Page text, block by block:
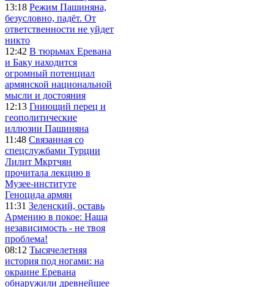
13:18 Режим Пашиняна,
безусловно, падёт. От
ответственности не уйдет
никто
12:42 В тюрьмах Еревана
и Баку находится
огромный потенциал
армянской национальной
мысли и достояния
12:13 Гниющий перец и
геополитические
иллюзии Пашиняна
11:48 Связанная со
спецслужбами Турции
Лилит Мкртчян
прочитала лекцию в
Музее-институте
Геноцида армян
11:31 Зеленский, оставь
Армению в покое: Наша
независимость - не твоя
проблема!
08:12 Тысячелетняя
история под ногами: на
окраине Еревана
обнаружили древнейшее